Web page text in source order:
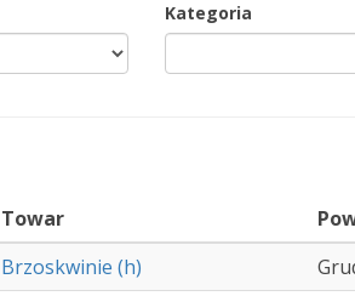
Kategoria
Towar
Brzoskwinie (h)